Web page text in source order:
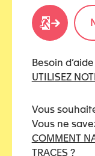
Besoin
UTILISEZ
Vous
Vous ne
COMMENT
TRACES ?
Ziviljustiz
TAGS
étude